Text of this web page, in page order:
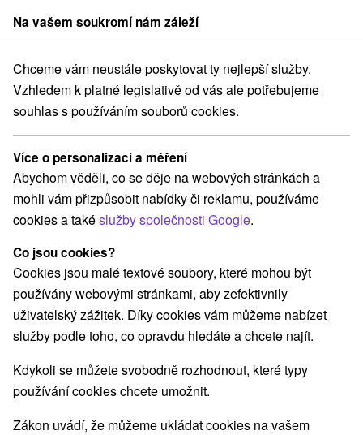
člen skupinySorger
Trnavský kraj Veľký Meder Penzión u Paxiho Veľký Meder
Penzión u Paxiho Veľký Meder
Veľký Meder
REZERVACE A VÝBĚR POBYTU
Kontaktujte přímo ubytovatele.
Navigovat do místa
O ZAŘÍZENÍ VYBAVENÍ
Na vašem soukromí nám záleží
Chceme vám neustále poskytovat ty nejlepší služby.
Vzhledem k platné legislativě od vás ale potřebujeme
souhlas s používáním souborů cookies.
Více o personalizaci a měření
Abychom věděli, co se děje na webových stránkách a
mohli vám přizpůsobit nabídky či reklamu, používáme
cookies a takéslužby společnosti Google.
Co jsou cookies?
Cookies jsou malé textové soubory, které mohou být
používány webovými stránkami, aby zefektivnily
uživatelský zážitek. Díky cookies vám můžeme nabízet
služby podle toho, co opravdu hledáte a chcete najít.
Kdykoli se můžete svobodně rozhodnout, které typy
používání cookies chcete umožnit.
Zákon uvádí, že můžeme ukládat cookies na vašem